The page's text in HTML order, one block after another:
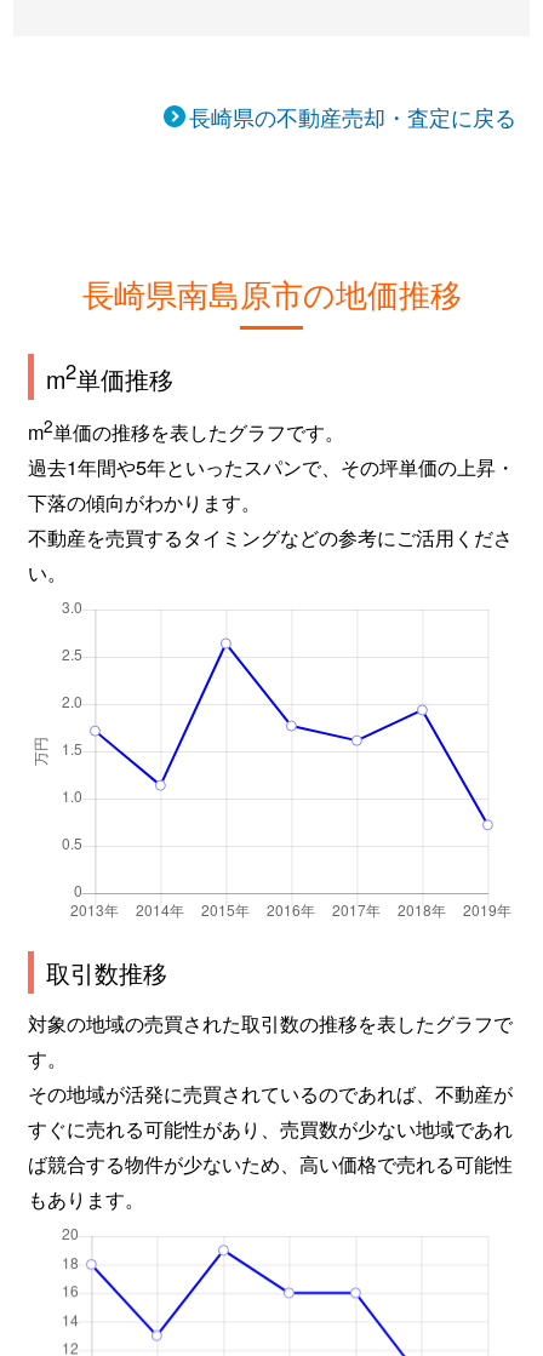
長崎県の不動産売却・査定に戻る
長崎県南島原市の地価推移
m2単価推移
m2単価の推移を表したグラフです。
過去1年間や5年といったスパンで、その坪単価の上昇・
下落の傾向がわかります。
不動産を売買するタイミングなどの参考にご活用くださ
い。
取引数推移
対象の地域の売買された取引数の推移を表したグラフで
す。
その地域が活発に売買されているのであれば、不動産が
すぐに売れる可能性があり、売買数が少ない地域であれ
ば競合する物件が少ないため、高い価格で売れる可能性
もあります。